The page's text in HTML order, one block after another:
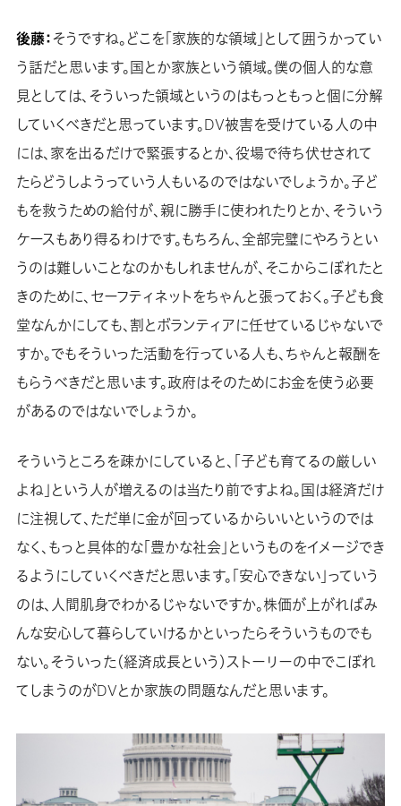
後藤：そうですね。どこを「家族的な領域」として囲うかってい
う話だと思います。国とか家族という領域。僕の個人的な意
見としては、そういった領域というのはもっともっと個に分解
していくべきだと思っています。DV被害を受けている人の中
には、家を出るだけで緊張するとか、役場で待ち伏せされて
たらどうしようっていう人もいるのではないでしょうか。子ど
もを救うための給付が、親に勝手に使われたりとか、そういう
ケースもあり得るわけです。もちろん、全部完璧にやろうとい
うのは難しいことなのかもしれませんが、そこからこぼれたと
きのために、セーフティネットをちゃんと張っておく。子ども食
堂なんかにしても、割とボランティアに任せているじゃないで
すか。でもそういった活動を行っている人も、ちゃんと報酬を
もらうべきだと思います。政府はそのためにお金を使う必要
があるのではないでしょうか。
そういうところを疎かにしていると、「子ども育てるの厳しい
よね」という人が増えるのは当たり前ですよね。国は経済だけ
に注視して、ただ単に金が回っているからいいというのでは
なく、もっと具体的な「豊かな社会」というものをイメージでき
るようにしていくべきだと思います。「安心できない」っていう
のは、人間肌身でわかるじゃないですか。株価が上がればみ
んな安心して暮らしていけるかといったらそういうものでも
ない。そういった（経済成長という）ストーリーの中でこぼれ
てしまうのがDVとか家族の問題なんだと思います。